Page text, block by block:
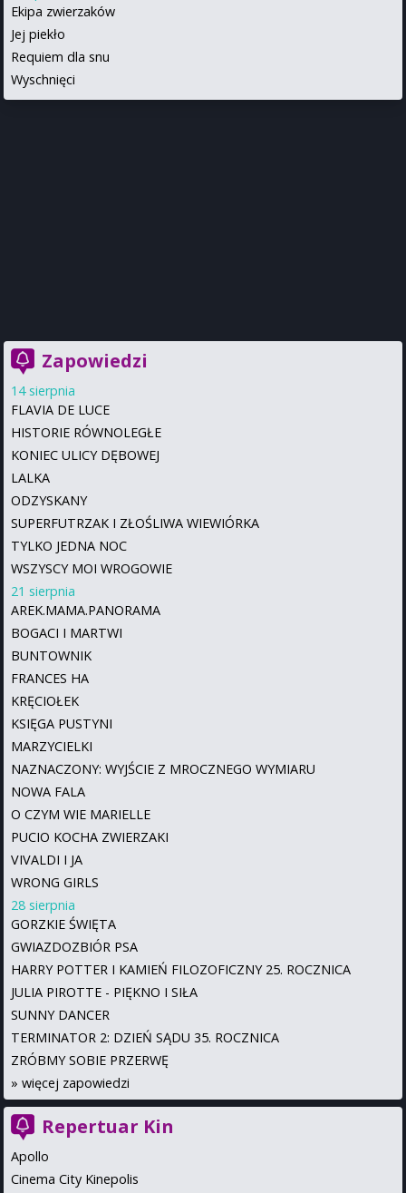
Ekipa zwierzaków
Jej piekło
Requiem dla snu
Wyschnięci
Zapowiedzi
14 sierpnia
FLAVIA DE LUCE
HISTORIE RÓWNOLEGŁE
KONIEC ULICY DĘBOWEJ
LALKA
ODZYSKANY
SUPERFUTRZAK I ZŁOŚLIWA WIEWIÓRKA
TYLKO JEDNA NOC
WSZYSCY MOI WROGOWIE
21 sierpnia
AREK.MAMA.PANORAMA
BOGACI I MARTWI
BUNTOWNIK
FRANCES HA
KRĘCIOŁEK
KSIĘGA PUSTYNI
MARZYCIELKI
NAZNACZONY: WYJŚCIE Z MROCZNEGO WYMIARU
NOWA FALA
O CZYM WIE MARIELLE
PUCIO KOCHA ZWIERZAKI
VIVALDI I JA
WRONG GIRLS
28 sierpnia
GORZKIE ŚWIĘTA
GWIAZDOZBIÓR PSA
HARRY POTTER I KAMIEŃ FILOZOFICZNY 25. ROCZNICA
JULIA PIROTTE - PIĘKNO I SIŁA
SUNNY DANCER
TERMINATOR 2: DZIEŃ SĄDU 35. ROCZNICA
ZRÓBMY SOBIE PRZERWĘ
» więcej zapowiedzi
Repertuar Kin
Apollo
Cinema City Kinepolis